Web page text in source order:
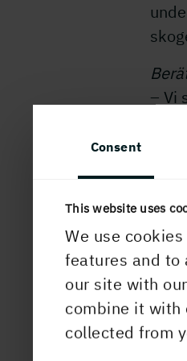
Consent
This website uses
We use
features and to
our site with
combine it with
collected from
– Vi
Vad
–